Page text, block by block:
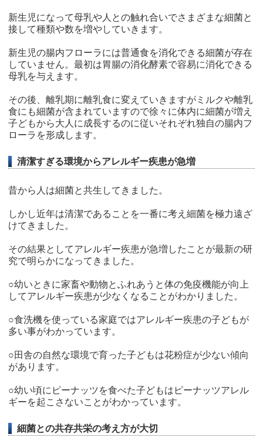
新生児になって母乳や人との触れ合いでさまざまな細菌と
接して種類や数を増やしていきます。
新生児の腸内フローラには普通食を消化できる細菌が存在
していません。 最初は胃腸の消化酵素で容易に消化できる
母乳を与えます。
その後、離乳期に離乳食に変えていきますがミルクや離乳
食にも細菌が含まれていますので徐々に体内に細菌が増え
子どもから大人に成長するのに従いそれぞれ独自の腸内フ
ローラを形成します。
清潔すぎる環境からアレルギー疾患が急増
昔から人は細菌と共生してきました。
しかし近年は清潔であることを一番に考え細菌を極力遠ざ
けてきました。
その結果としてアレルギー疾患が急増したことが最新の研
究で明らかになってきました。
○幼いときに家畜や動物とふれあうと体の免疫機能が向上
してアレルギー疾患が少なくなることがわかりました。
○食洗機を使っている家庭ではアレルギー疾患の子どもが
多い事がわかっています。
○田舎の自然な環境で育った子どもは花粉症が少ない傾向
があります。
○幼い頃にピーナッツを食べた子どもはピーナッツアレル
ギーを起こさないことがわかっています。
細菌との共存共栄の考え方が大切